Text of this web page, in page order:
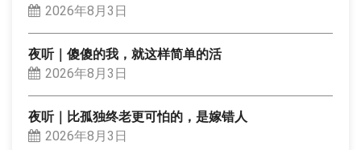
2026年8月3日
夜听｜傻傻的我，就这样简单的活
2026年8月3日
夜听｜比孤独终老更可怕的，是嫁错人
2026年8月3日